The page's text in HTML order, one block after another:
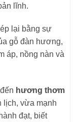
lĩnh.
lại bằng sự
gỗ đàn hương,
áp, nồng nàn và
hương thơm
lịch, vừa mạnh
đạt, biết